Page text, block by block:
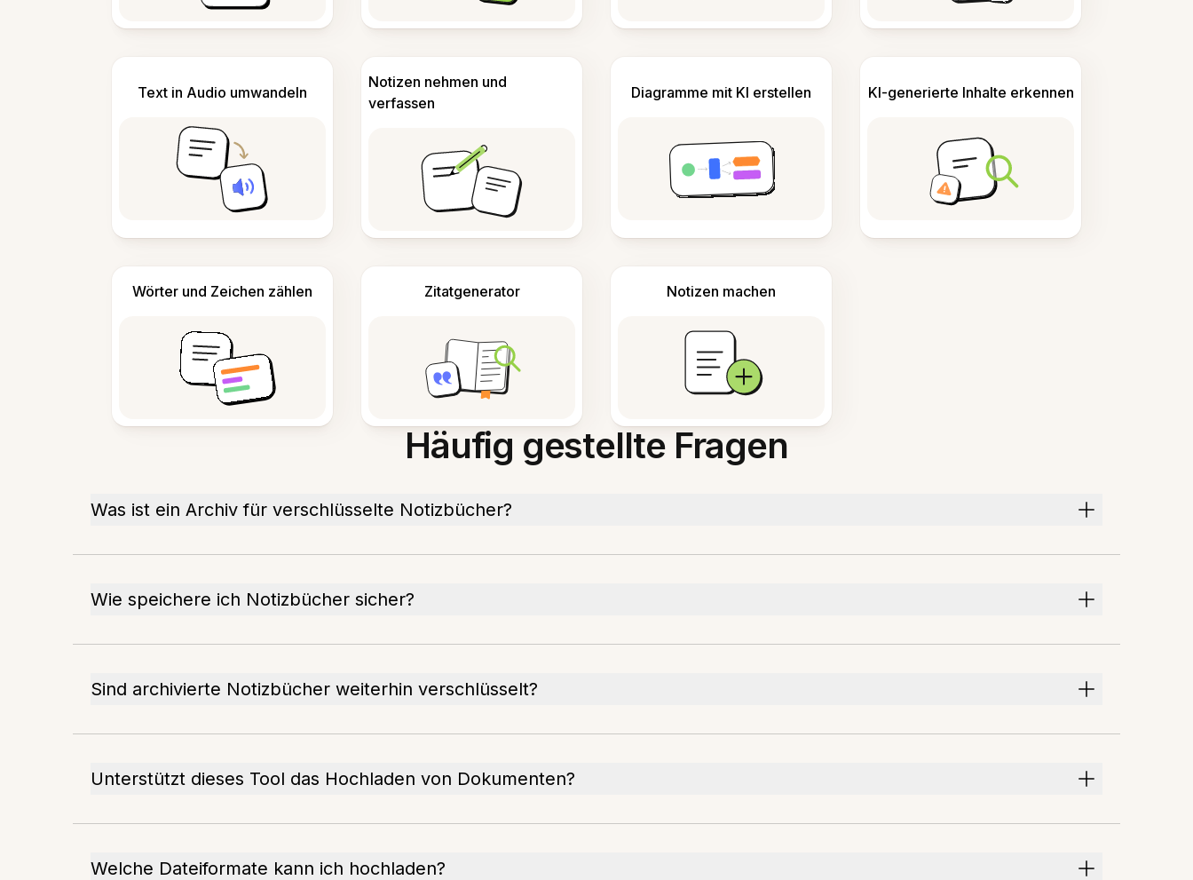
Text in Audio umwandeln
Notizen nehmen und
verfassen
Diagramme mit KI erstellen KI-generierte Inhalte erkennen
Wörter und Zeichen zählen Zitatgenerator Notizen machen
Häufig gestellte Fragen
Was ist ein Archiv für verschlüsselte Notizbücher?
Wie speichere ich Notizbücher sicher?
Sind archivierte Notizbücher weiterhin verschlüsselt?
Unterstützt dieses Tool das Hochladen von Dokumenten?
Welche Dateiformate kann ich hochladen?